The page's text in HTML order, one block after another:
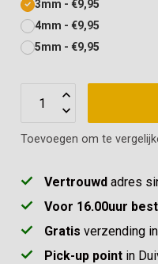
3mm - €9,95
4mm - €9,95
5mm - €9,95
Toevoegen om te
Vertrouwd adres
Voor 16.00uur
Gratis verzending in
Pick-up point in